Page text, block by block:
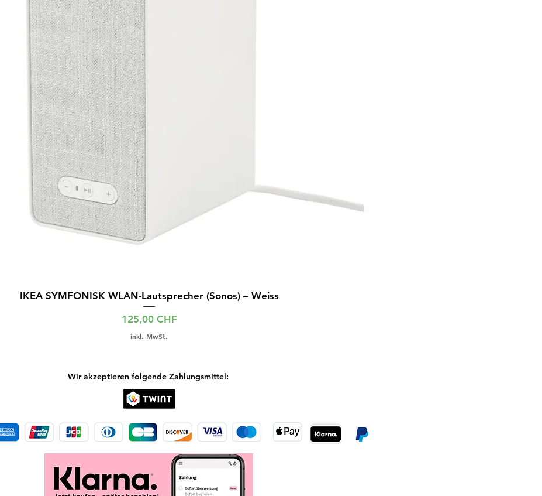
IKEA SYMFONISK WLAN-Lautsprecher (Sonos) – Weiss
Preis
125,00 CHF
inkl. MwSt.
Wir akzeptieren folgende Zahlungsmittel: